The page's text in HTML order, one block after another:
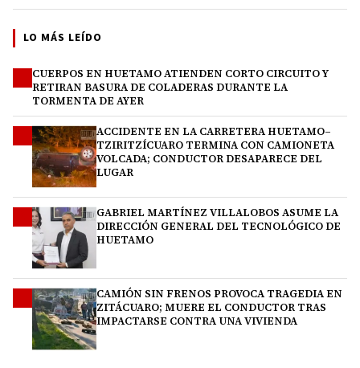
LO MÁS LEÍDO
CUERPOS EN HUETAMO ATIENDEN CORTO CIRCUITO Y
RETIRAN BASURA DE COLADERAS DURANTE LA
TORMENTA DE AYER
ACCIDENTE EN LA CARRETERA HUETAMO–
TZIRITZÍCUARO TERMINA CON CAMIONETA
VOLCADA; CONDUCTOR DESAPARECE DEL
LUGAR
GABRIEL MARTÍNEZ VILLALOBOS ASUME LA
DIRECCIÓN GENERAL DEL TECNOLÓGICO DE
HUETAMO
CAMIÓN SIN FRENOS PROVOCA TRAGEDIA EN
ZITÁCUARO; MUERE EL CONDUCTOR TRAS
IMPACTARSE CONTRA UNA VIVIENDA